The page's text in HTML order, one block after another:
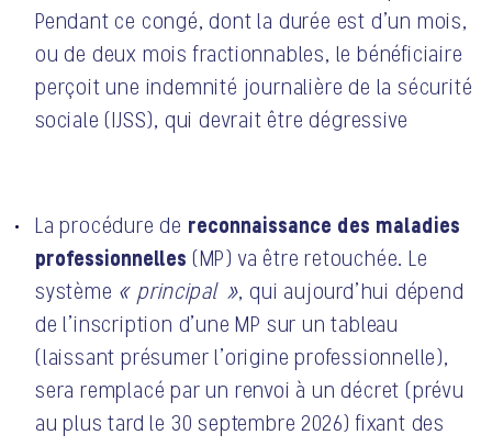
Pendant ce congé, dont la durée est d’un mois,
ou de deux mois fractionnables, le bénéficiaire
perçoit une indemnité journalière de la sécurité
sociale (IJSS), qui devrait être dégressive
La procédure de reconnaissance des maladies
professionnelles (MP) va être retouchée. Le
système « principal », qui aujourd’hui dépend
de l’inscription d’une MP sur un tableau
(laissant présumer l’origine professionnelle),
sera remplacé par un renvoi à un décret (prévu
au plus tard le 30 septembre 2026) fixant des